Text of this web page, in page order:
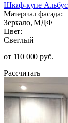
Шкаф-купе Альбус
Материал фасада:
Зеркало, МДФ
Цвет:
Светлый
от 110 000 руб.
Рассчитать